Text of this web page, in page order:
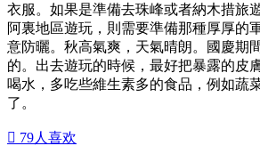
衣服。如果是準備去珠峰或者納木措旅
阿裏地區遊玩，則需要準備那種厚厚的
意防曬。秋高氣爽，天氣晴朗。國慶期
的。出去遊玩的時候，最好把暴露的皮
喝水，多吃些維生素多的食品，例如蔬
了。
 79人喜欢